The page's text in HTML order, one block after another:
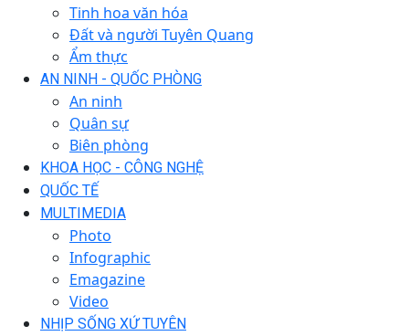
Tinh hoa văn hóa
Đất và người Tuyên Quang
Ẩm thực
AN NINH - QUỐC PHÒNG
An ninh
Quân sự
Biên phòng
KHOA HỌC - CÔNG NGHỆ
QUỐC TẾ
MULTIMEDIA
Photo
Infographic
Emagazine
Video
NHỊP SỐNG XỨ TUYÊN